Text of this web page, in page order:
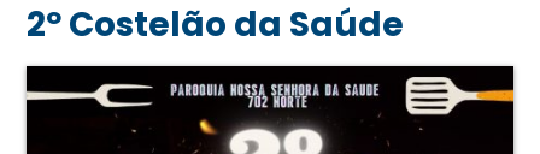
2º Costelão da Saúde